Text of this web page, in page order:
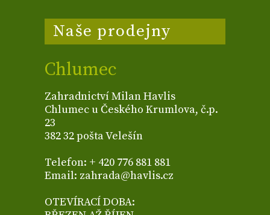
Naše prodejny
Chlumec
Zahradnictví Milan Havlis
Chlumec u Českého Krumlova, č.p.
23
382 32 pošta Velešín
Telefon: + 420 776 881 881
Email: zahrada@havlis.cz
OTEVÍRACÍ DOBA: